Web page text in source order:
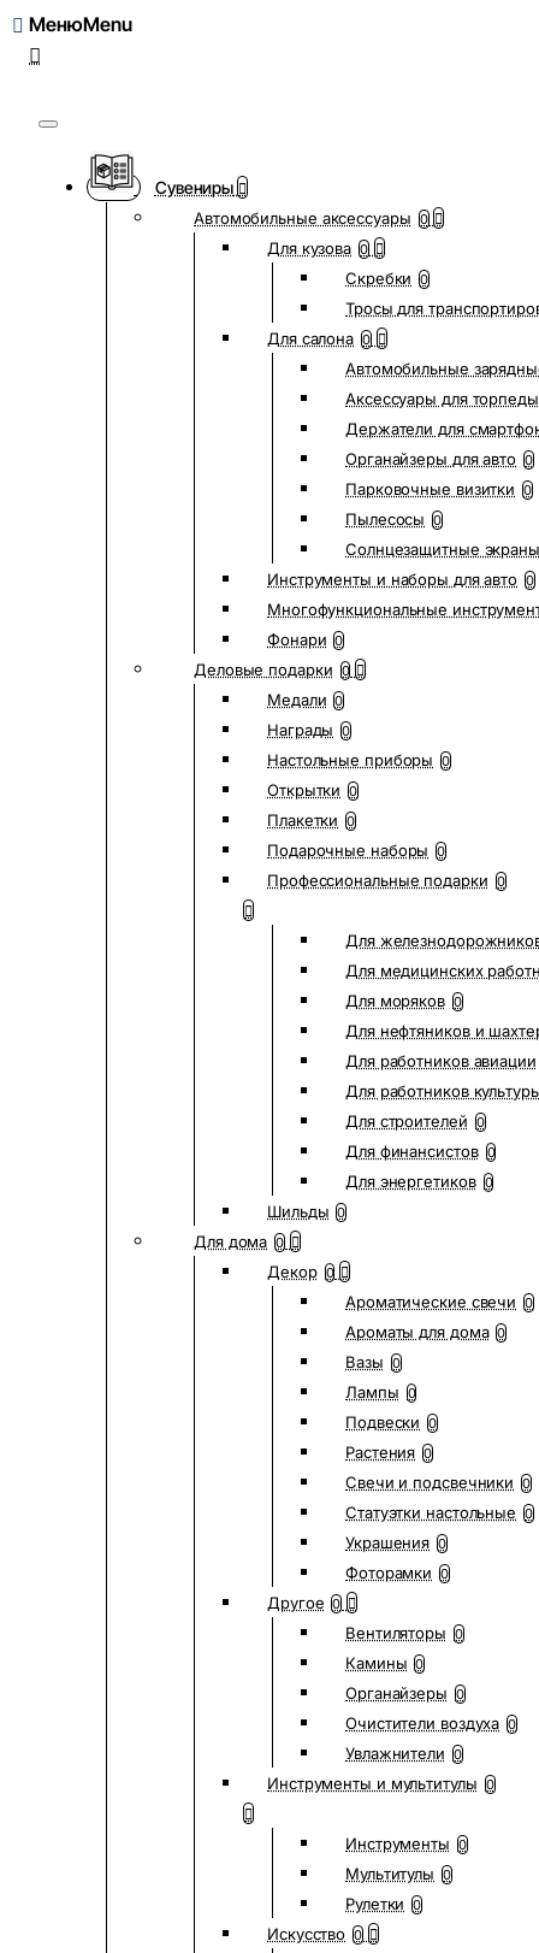
Меню
Сувениры
Автомобильные аксессуары 0
Для кузова 0
Скребки 0
Тросы для
Для салона 0
Автомобильные
Аксессуары для
Держатели для
Органайзеры для авто 0
Парковочные визитки 0
Пылесосы 0
Солнцезащитные экраны
Инструменты и наборы для авто 0
Многофункциональные
Фонари 0
Деловые подарки 0
Медали 0
Награды 0
Настольные приборы 0
Открытки 0
Плакетки 0
Подарочные наборы 0
Профессиональные подарки 0
Для
Для медицинских
Для моряков 0
Для нефтяников и
Для работников авиации
Для работников
Для строителей 0
Для финансистов 0
Для энергетиков 0
Шильды 0
Для дома 0
Декор 0
Ароматические свечи 0
Ароматы для дома 0
Вазы 0
Лампы 0
Подвески 0
Растения 0
Свечи и подсвечники 0
Статуэтки настольные 0
Украшения 0
Фоторамки 0
Другое 0
Вентиляторы 0
Камины 0
Органайзеры 0
Очистители воздуха 0
Увлажнители 0
Инструменты и мультитулы 0
Инструменты 0
Мультитулы 0
Рулетки 0
Искусство 0